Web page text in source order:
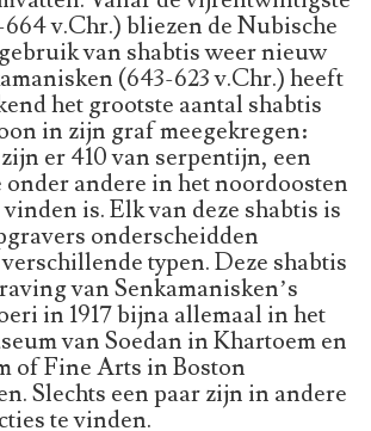
v.Chr.) bliezen de Nubische
van shabtis weer nieuw
(643-623 v.Chr.) heeft
het grootste aantal shabtis
in zijn graf meegekregen:
er 410 van serpentijn, een
onder andere in het noordoosten
is. Elk van deze shabtis is
onderscheidden
typen. Deze shabtis
van Senkamanisken’s
in 1917 bijna allemaal in het
van Soedan in Khartoem en
of Fine Arts in Boston
Slechts een paar zijn in andere
te vinden.